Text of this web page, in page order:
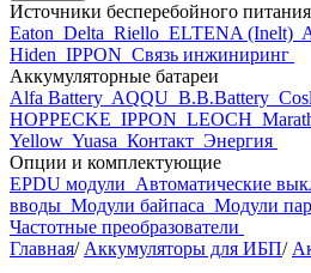
Источники бесперебойного питания
Eaton Delta Riello ELTENA (Inelt)
Hiden IPPON Связь инжиниринг
Аккумуляторные батареи
Alfa Battery AQQU B.B.Battery
HOPPECKE IPPON LEOCH
Yellow Yuasa Контакт Энергия
Опции и комплектующие
EPDU модули Автоматические
вводы Модули байпаса Модули
Частотные преобразователи
Главная/ Аккумуляторы для ИБП/